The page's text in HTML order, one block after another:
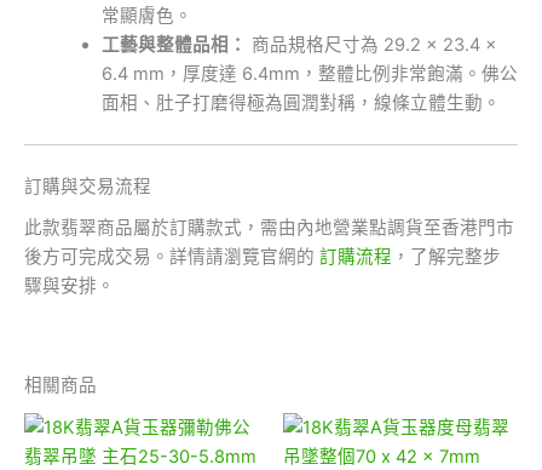
常顯膚色。
工藝與整體品相：
商品規格尺寸為 29.2 × 23.4 ×
6.4 mm，厚度達 6.4mm，整體比例非常飽滿。佛公
面相、肚子打磨得極為圓潤對稱，線條立體生動。
訂購與交易流程
此款翡翠商品屬於訂購款式，需由內地營業點調貨至香港門市
後方可完成交易。詳情請瀏覽官網的 訂購流程 ，了解完整步
驟與安排。
相關商品